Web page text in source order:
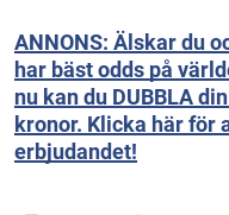
ANNONS: Älskar du
har bäst odds på
nu kan du DUBBLA
kronor. Klicka här för
erbjudandet!